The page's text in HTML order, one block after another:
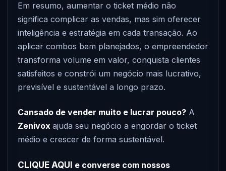
Em resumo, aumentar o ticket médio não
significa complicar as vendas, mas sim oferecer
inteligência e estratégia em cada transação. Ao
aplicar combos bem planejados, o empreendedor
transforma volume em valor, conquista clientes
satisfeitos e constrói um negócio mais lucrativo,
previsível e sustentável a longo prazo.
Cansado de vender muito e lucrar pouco? A
Zenivox ajuda seu negócio a engordar o ticket
médio e crescer de forma sustentável.
CLIQUE AQUI e converse com nossos